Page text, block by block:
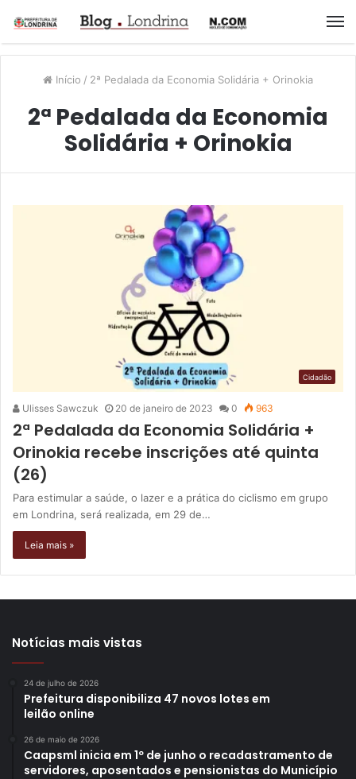
Início / 2ª Pedalada da Economia Solidária + Orinokia
2ª Pedalada da Economia
Solidária + Orinokia
Cidadão
Ulisses Sawczuk 20 de janeiro de 2023 0 963
2ª Pedalada da Economia Solidária +
Orinokia recebe inscrições até quinta
(26)
Para estimular a saúde, o lazer e a prática do ciclismo em grupo
em Londrina, será realizada, em 29 de…
Leia mais »
Notícias mais vistas
24 de julho de 2026
Prefeitura disponibiliza 47 novos lotes em
leilão online
26 de maio de 2026
Caapsml inicia em 1º de junho o recadastramento de
servidores, aposentados e pensionistas do Município